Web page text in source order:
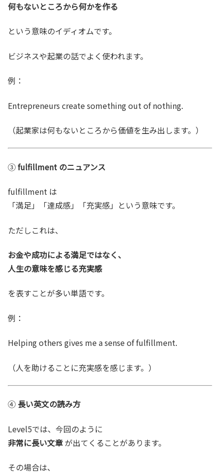
何もないところから何かを作る
という意味のイディオムです。
ビジネスや起業の話でよく使われます。
例：
Entrepreneurs create something out of nothing.
（起業家は何もないところから価値を生み出します。）
③fulfillment のニュアンス
fulfillment は
「満足」「達成感」「充実感」という意味です。
ただしこれは、
お金や成功による満足ではなく、
人生の意味を感じる充実感
を表すことが多い単語です。
例：
Helping others gives me a sense of fulfillment.
（人を助けることに充実感を感じます。）
④ 長い英文の読み方
Level5では、今回のように
非常に長い文章が出てくることがあります。
その場合は、